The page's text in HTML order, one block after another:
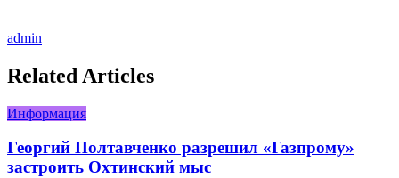
admin
Related Articles
Информация
Георгий Полтавченко разрешил «Газпрому»
застроить Охтинский мыс